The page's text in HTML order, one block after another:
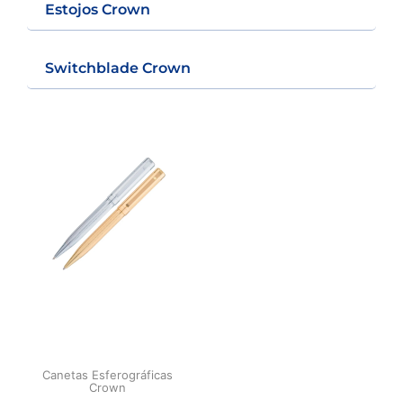
Estojos Crown
Switchblade Crown
Canetas Esferográficas
Crown